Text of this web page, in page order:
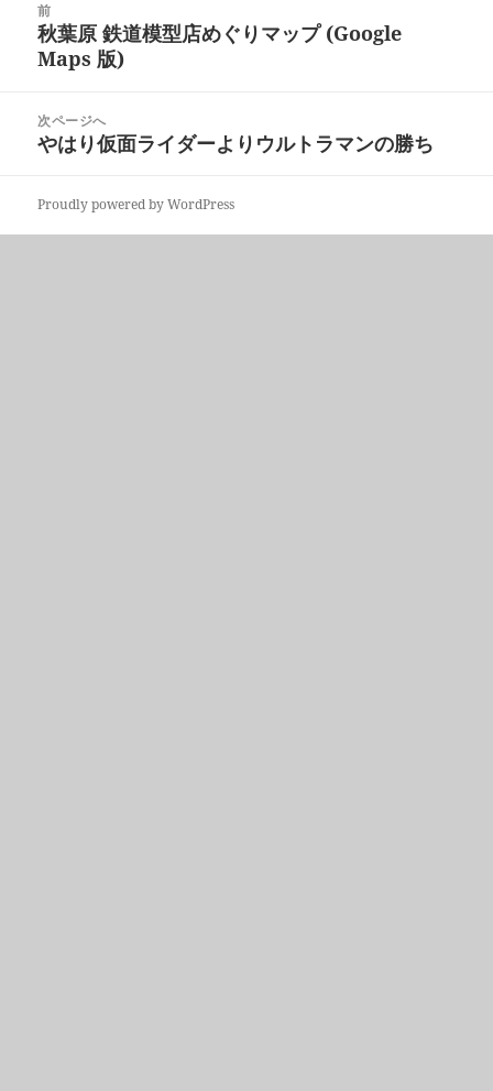
ー
前
前
の
稿:
秋葉原 鉄道模型店めぐりマップ (Google
Maps 版)
次ページへ
次
投
やはり仮面ライダーよりウルトラマンの勝ち
Proudly powered by WordPress